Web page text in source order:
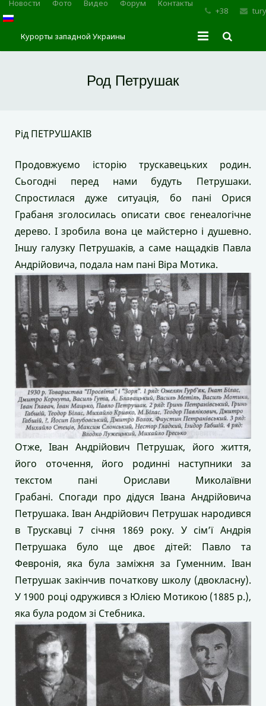
Новости Фото Видео Форум Контакты
+38
Курорты западной Украины
Карпаты
Род Петрушак
Рід ПЕТРУШАКІВ
Продовжуємо історію трускавецьких родин.
Сьогодні перед нами будуть Петрушаки.
Спростилася дуже ситуація, бо пані Орися
Грабаня зголосилась описати своє генеалогічне
дерево. І зробила вона це майстерно і душевно.
Іншу галузку Петрушаків, а саме нащадків Павла
Андрійовича, подала нам пані Віра Мотика.
Отже, Іван Андрійович Петрушак, його життя,
його оточення, його родинні наступники за
текстом пані Орислави Миколаївни
Грабані. Спогади про дідуся Івана Андрійовича
Петрушака. Іван Андрійович Петрушак народився
в Трускавці 7 січня 1869 року. У сім’ї Андрія
Петрушака було ще двоє дітей: Павло та
Февронія, яка була заміжня за Гуменним. Іван
Петрушак закінчив початкову школу (двокласну).
У 1900 році одружився з Юлією Мотикою (1885 р.),
яка була родом зі Стебника.